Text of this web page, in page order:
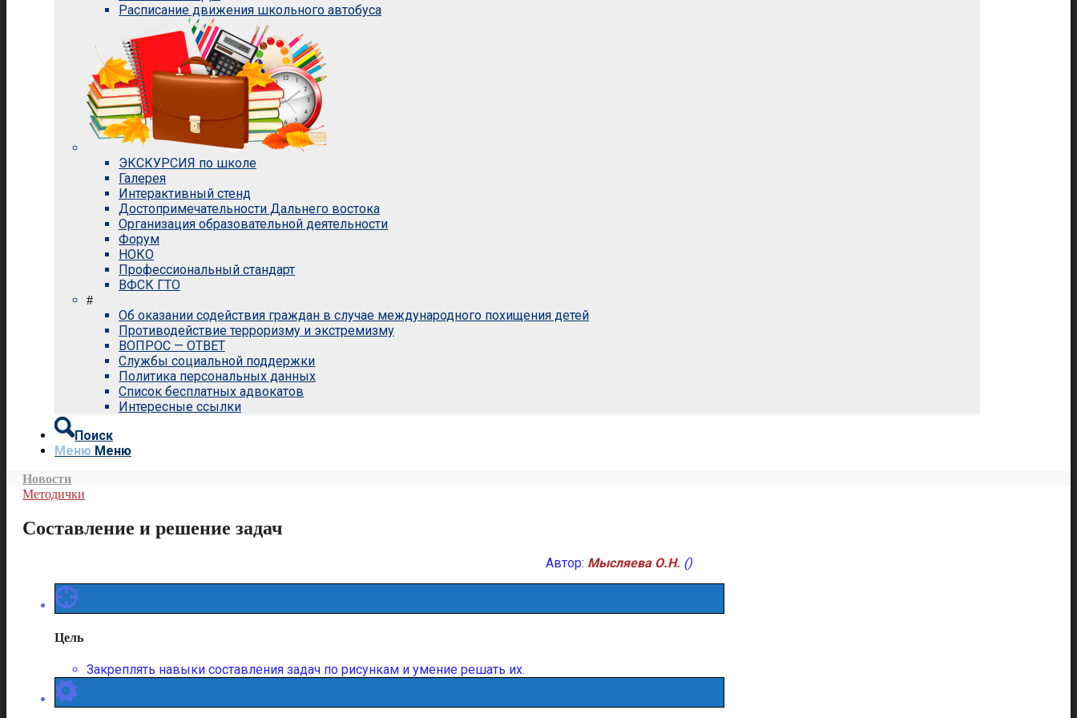
Расписание движения школьного автобуса
ЭКСКУРСИЯ по школе
Галерея
Интерактивный стенд
Достопримечательности Дальнего востока
Организация образовательной деятельности
Форум
НОКО
Профессиональный стандарт
ВФСК ГТО
#
Об оказании содействия граждан в случае международного похищения детей
Противодействие терроризму и экстремизму
ВОПРОС — ОТВЕТ
Службы социальной поддержки
Политика персональных данных
Список бесплатных адвокатов
Интересные ссылки
Поиск
Меню Меню
Новости
Методички
Составление и решение задач
Автор: Мысляева О.Н. ()
Цель
Закреплять навыки составления задач по рисункам и умение решать их.